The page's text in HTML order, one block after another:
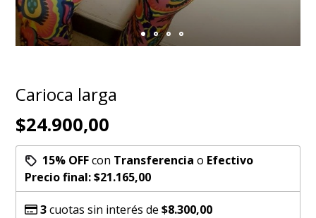
Carioca larga
$24.900,00
15% OFFcon Transferencia o Efectivo
Precio final:$21.165,00
3cuotas sin interés de$8.300,00